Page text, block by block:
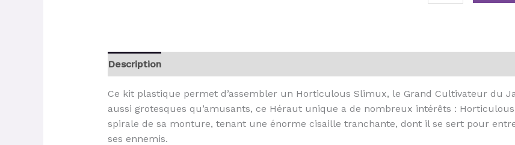
Description
Ce kit plastique permet d’assembler un Horticulous Slimux, le Grand Cultivateur du
aussi grotesques qu’amusants, ce Héraut unique a de nombreux intérêts :
spirale de sa monture, tenant une énorme cisaille tranchante, dont il se sert pour
ses ennemis.